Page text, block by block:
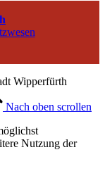
Wipperfürth
Nach oben scrollen
Nutzung der